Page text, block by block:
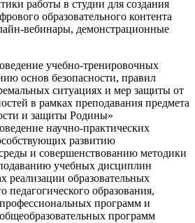
работы в студии для создания
образовательного контента
вебинары, демонстрационные
учебно-тренировочных
основ безопасности, правил
ситуациях и мер защиты от
в рамках преподавания предмета
и защиты Родины»
научно-практических
развитию
и совершенствованию методики
учебных дисциплин
реализации образовательных
педагогического образования,
программ и
программ